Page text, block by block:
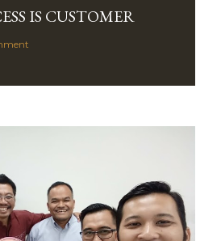
IS CUSTOMER